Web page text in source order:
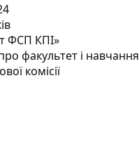
ФСП КПІ»
факультет і навчання
комісії